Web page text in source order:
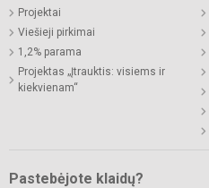
Projektai
Viešieji pirkimai
1,2% parama
Projektas „Įtrauktis: visiems ir
kiekvienam“
Pastebėjote klaidų?